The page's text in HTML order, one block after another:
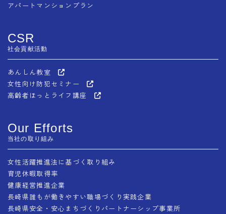
アパートマンションプラン
CSR
社会貢献活動
あんしん教室
女性向け防犯セミナー
高齢者ほっとライフ講座
Our Efforts
当社の取り組み
女性活躍推進法に基づく取り組み
育児休暇取得率
健康経営推進企業
長崎県誰もが働きやすい職場づくり実践企業
長崎県安全・安心まちづくりパートナーシップ事業所